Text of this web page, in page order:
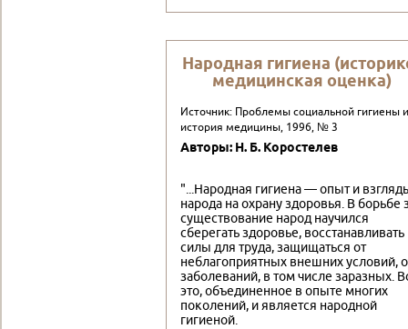
Народная гигиена
медицинская оценка)
Источник: Проблемы социальной гигиены и
история медицины, 1996, № 3
Авторы: Н. Б. Коростелев
"...Народная гигиена — опыт и
народа на охрану здоровья. В борьбе
существование народ научился
сберегать здоровье, восстанавливать
силы для труда, защищаться от
неблагоприятных внешних условий,
заболеваний, в том числе заразных.
это, объединенное в опыте многих
поколений, и является народной
гигиеной.